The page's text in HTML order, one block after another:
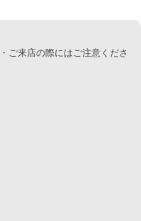
ご来店の際にはご注意くださ